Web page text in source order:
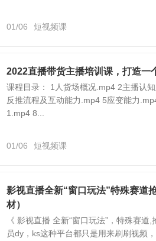
01/06 短视频课
2022直播带货主播培训课，打造一
课程目录： 1人货场概况.mp4 2主播认
反推流程及互动能力.mp4 5应变能力
1.mp4 8...
01/06 短视频课
影视直播全新“窗口玩法”特殊赛道
材）
《 影视直播 全新“窗口玩法”，特殊赛
员dy，ks这种平台都只是用来刷刷视频